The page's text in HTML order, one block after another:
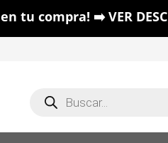
en tu compra! ➡️ VER
Búsqueda
productos